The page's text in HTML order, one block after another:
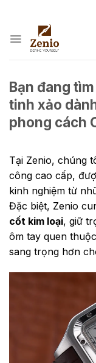
content
Bạn đang
tinh xảo
phong cách
Tại Zenio, chúng
công cao cấp,
kinh nghiệm từ
Đặc biệt, Zenio
cốt kim loại, giữ
ôm tay quen
sang trọng hơn